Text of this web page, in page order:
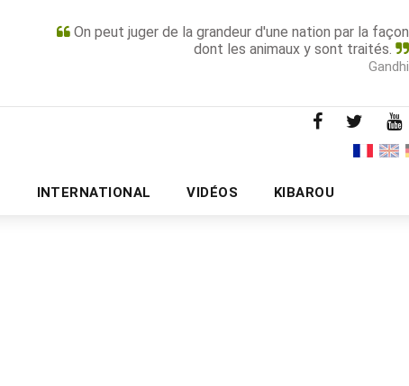
On peut juger de la grandeur d'une nation par la façon
dont les animaux y sont traités.
Gandhi
INTERNATIONAL VIDÉOS KIBAROU